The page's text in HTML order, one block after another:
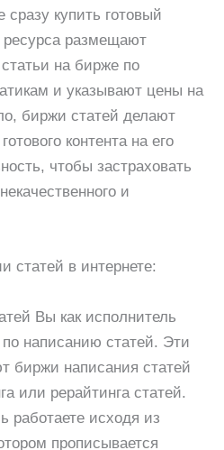
купить готовый
ресурса размещают
на бирже по
и указывают цены на
биржи статей делают
контента на его
чтобы застраховать
и
статей в интернете:
Вы как исполнитель
написанию статей. Эти
биржи написания статей
или рерайтинга статей.
работаете исходя из
прописывается